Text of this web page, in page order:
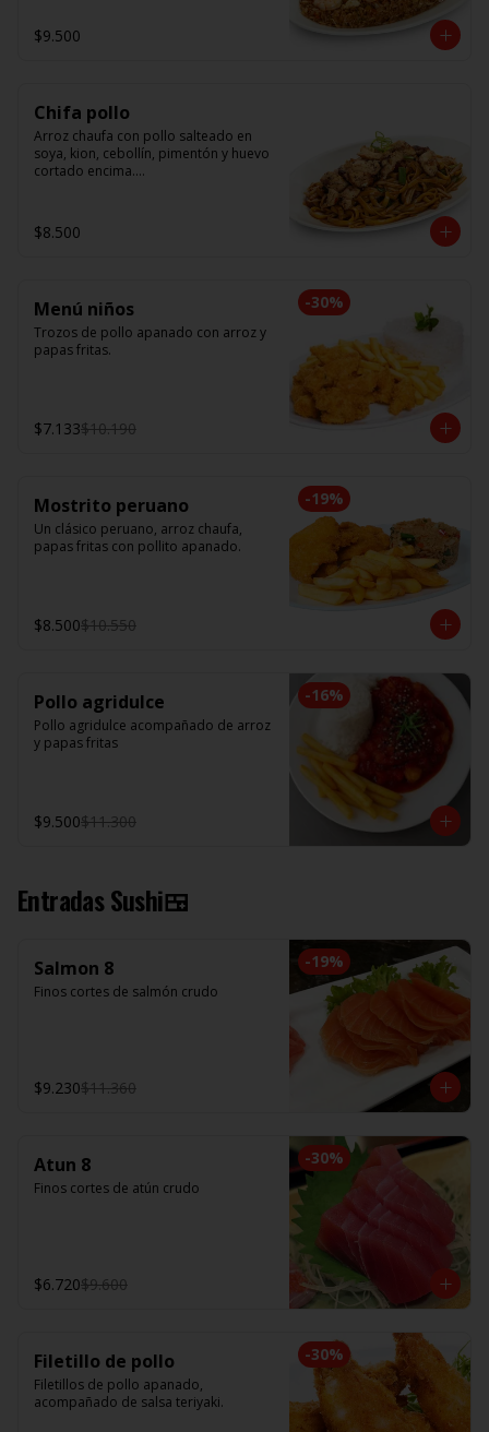
salteado en soya, cebollín, tomate y
cebolla morada.
$9.500
Chifa pollo
Arroz chaufa con pollo salteado en
soya, kion, cebollín, pimentón y huevo
cortado encima.
cebollín, tomate y cebolla morada.
$8.500
-30%
Menú niños
Trozos de pollo apanado con arroz y
papas fritas.
$7.133$10.190
-19%
Mostrito peruano
Un clásico peruano, arroz chaufa,
papas fritas con pollito apanado.
$8.500$10.550
-16%
Pollo agridulce
Pollo agridulce acompañado de arroz
y papas fritas
$9.500$11.300
Entradas Sushi🍱
-19%
Salmon 8
Finos cortes de salmón crudo
$9.230$11.360
-30%
Atun 8
Finos cortes de atún crudo
$6.720$9.600
-30%
Filetillo de pollo
Filetillos de pollo apanado,
acompañado de salsa teriyaki.